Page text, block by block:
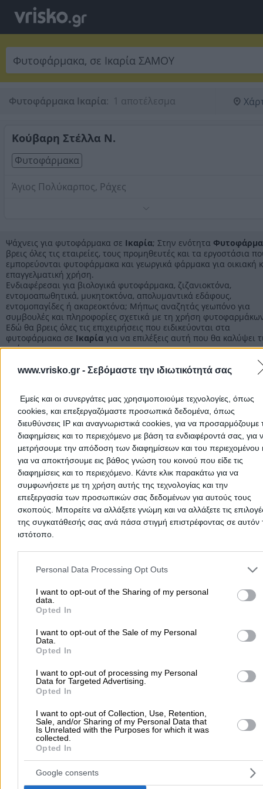
www.vrisko.gr - Σεβόμαστε την ιδιωτικότητά σας
Εμείς και οι συνεργάτες μας χρησιμοποιούμε τεχνολογίες, όπως
cookies, και επεξεργαζόμαστε προσωπικά δεδομένα, όπως
διευθύνσεις IP και αναγνωριστικά cookies, για να προσαρμόζουμε
διαφημίσεις και το περιεχόμενο με βάση τα ενδιαφέροντά σας, για
μετρήσουμε την απόδοση των διαφημίσεων και του περιεχομένου
για να αποκτήσουμε εις βάθος γνώση του κοινού που είδε τις
διαφημίσεις και το περιεχόμενο. Κάντε κλικ παρακάτω για να
συμφωνήσετε με τη χρήση αυτής της τεχνολογίας και την
επεξεργασία των προσωπικών σας δεδομένων για αυτούς τους
σκοπούς. Μπορείτε να αλλάξετε γνώμη και να αλλάξετε τις
της συγκατάθεσής σας ανά πάσα στιγμή επιστρέφοντας σε αυτόν
ιστότοπο.
Please note that this website/app uses one or more Google
and may gather and store information including but not limited to
to Google and its third-party tags to use your data for below
purposes in below Google consent section.
Personal Data Processing Opt Outs
I want to opt-out of the Sharing of my personal
data.
Opted In
I want to opt-out of the Sale of my Personal
Data.
Opted In
I want to opt-out of processing my Personal
Data for Targeted Advertising.
Opted In
I want to opt-out of Collection, Use, Retention,
Sale, and/or Sharing of my Personal Data that
Is Unrelated with the Purposes for which it was
collected.
Opted In
Google consents
Φυτοφάρμακα Ικαρία: 1 αποτέλεσμα
Κούβαρη Στέλλα Ν.
Φυτοφάρμακα
Άγιος Πολύκαρπος, Ράχες
Ψάχνεις για φυτοφάρμακα σε Ικαρία; Στην ενότητα
βρεις όλες τις εταιρείες, τους προμηθευτές και τα εργοστάσια
εμπορεύονται φυτοφάρμακα και γεωργικά φάρμακα για οικιακή
επαγγελματική χρήση.
Ενδιαφέρεσαι για βιολογικά φυτοφάρμακα, ζιζανιοκτόνα,
εντομοαπωθητικά, μυκητοκτόνα, απολυμαντικά εδάφους,
εντομοπαγίδες ή ακαρεοκτόνα; Μήπως αναζητάς γεωπόνο για
συμβουλές και πληροφορίες σχετικά με τη χρήση
Εδώ θα βρεις όλες τις επιχειρήσεις που ειδικεύονται στα
φυτοφάρμακα σε Ικαρία για να επιλέξεις αυτή που θα καλύψει
ανάγκες σου.
Η επαγγελματική εμπειρία, το απόθεμα και η γρήγορη
είναι κάποια από τα βασικά κριτήρια για την επιλογή της
Φυτοφάρμακα
Αρχική > Νομός ΣΑΜΟΥ > Ικαρία > Γεωργία > Φυτοφάρμακα
Δημοφιλείς Αναζητήσεις
Μετακομίσεις & Μεταφορές Κλειδιά & Κλειδαριές
Ψυχολόγοι Παιδικοί Σταθμοί Οδοντίατροι
Συνεργεία Αυτοκινήτων
Υδραυλικοί - Υδραυλικές Εγκαταστάσεις
περισσότερα >>
Τοπική Αναζήτηση
Θεσσαλονίκη
Περιστέρι Καβάλα Τρίπολη Καλλιθέα Σέρρες
Ρόδος
Πειραιάς Κέρκυρα
περισσότερα >>
Χρήσιμα Σήμερα
Εφημερίες Φαρμακείων Εφημερίες Νοσοκομείων
Τιμές Καυσίμων Ταχυδρομικοί Κώδικες Στοιχεία Α.Φ.Μ.
Δρομολόγια Πλοίων
Υπηρεσίες Προβολής